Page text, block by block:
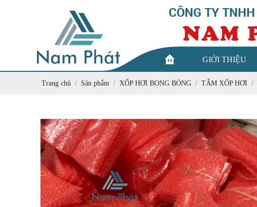
GIỚI THIỆU
Trang chủ Sản phẩm XỐP HƠI BONG BÓNG TẤM XỐP HƠI